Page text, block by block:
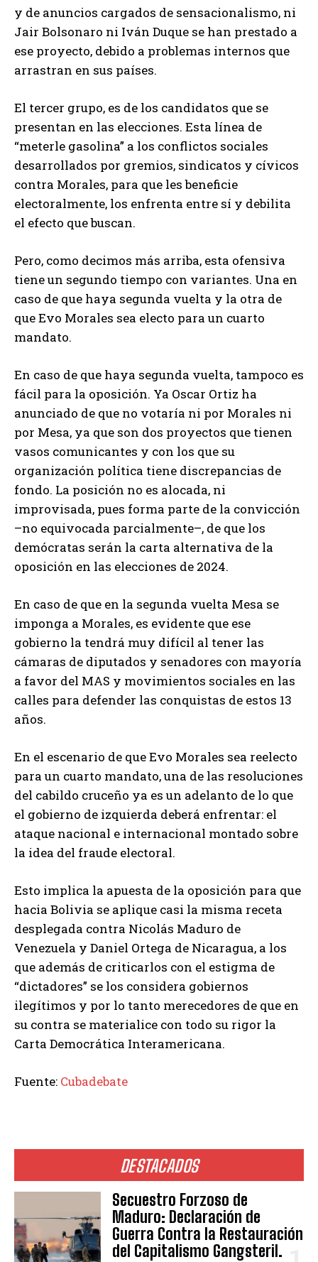
DESTACADOS
Secuestro Forzoso de
Maduro: Declaración de
Guerra Contra la Restauración
del Capitalismo Gangsteril.
y de anuncios cargados de sensacionalismo, ni
Jair Bolsonaro ni Iván Duque se han prestado a
ese proyecto, debido a problemas internos que
arrastran en sus países.
El tercer grupo, es de los candidatos que se
presentan en las elecciones. Esta línea de
“meterle gasolina” a los conflictos sociales
desarrollados por gremios, sindicatos y cívicos
contra Morales, para que les beneficie
electoralmente, los enfrenta entre sí y debilita
el efecto que buscan.
Pero, como decimos más arriba, esta ofensiva
tiene un segundo tiempo con variantes. Una en
caso de que haya segunda vuelta y la otra de
que Evo Morales sea electo para un cuarto
mandato.
En caso de que haya segunda vuelta, tampoco es
fácil para la oposición. Ya Oscar Ortiz ha
anunciado de que no votaría ni por Morales ni
por Mesa, ya que son dos proyectos que tienen
vasos comunicantes y con los que su
organización política tiene discrepancias de
fondo. La posición no es alocada, ni
improvisada, pues forma parte de la convicción
–no equivocada parcialmente–, de que los
demócratas serán la carta alternativa de la
oposición en las elecciones de 2024.
En caso de que en la segunda vuelta Mesa se
imponga a Morales, es evidente que ese
gobierno la tendrá muy difícil al tener las
cámaras de diputados y senadores con mayoría
a favor del MAS y movimientos sociales en las
calles para defender las conquistas de estos 13
años.
En el escenario de que Evo Morales sea reelecto
para un cuarto mandato, una de las resoluciones
del cabildo cruceño ya es un adelanto de lo que
el gobierno de izquierda deberá enfrentar: el
ataque nacional e internacional montado sobre
la idea del fraude electoral.
Esto implica la apuesta de la oposición para que
hacia Bolivia se aplique casi la misma receta
desplegada contra Nicolás Maduro de
Venezuela y Daniel Ortega de Nicaragua, a los
que además de criticarlos con el estigma de
“dictadores” se los considera gobiernos
ilegítimos y por lo tanto merecedores de que en
su contra se materialice con todo su rigor la
Carta Democrática Interamericana.
Fuente: Cubadebate